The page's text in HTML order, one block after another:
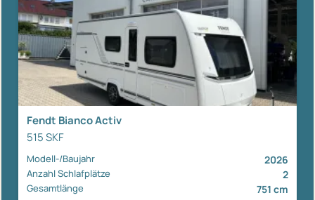
Fendt Bianco Activ
515 SKF
Modell-/Baujahr 2026
Anzahl Schlafplätze 2
Gesamtlänge 751 cm